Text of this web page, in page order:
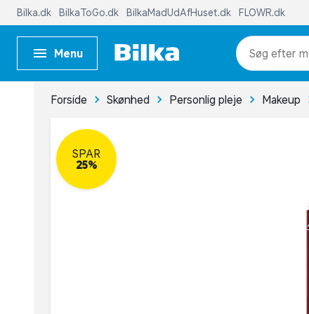
Bilka.dk BilkaToGo.dk BilkaMadUdAfHuset.dk FLOWR.dk
Menu
Forside Skønhed Personlig pleje Makeup
SPAR
25%